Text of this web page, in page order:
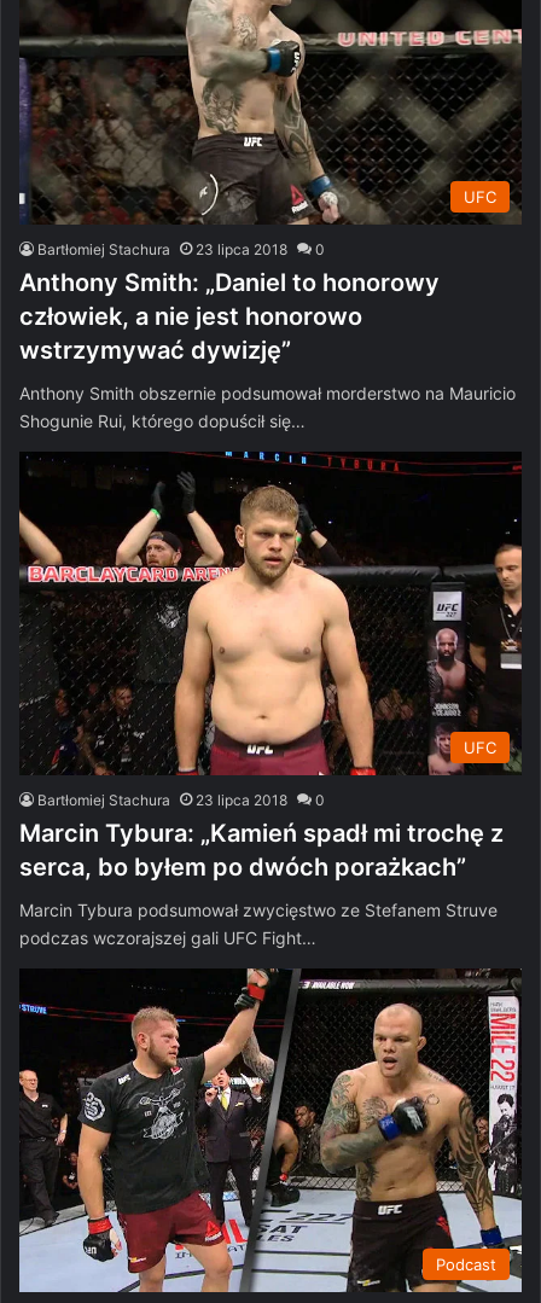
UFC
Bartłomiej Stachura 23 lipca 2018 0
Anthony Smith: „Daniel to honorowy
człowiek, a nie jest honorowo
wstrzymywać dywizję”
Anthony Smith obszernie podsumował morderstwo na Mauricio
Shogunie Rui, którego dopuścił się…
UFC
Bartłomiej Stachura 23 lipca 2018 0
Marcin Tybura: „Kamień spadł mi trochę z
serca, bo byłem po dwóch porażkach”
Marcin Tybura podsumował zwycięstwo ze Stefanem Struve
podczas wczorajszej gali UFC Fight…
Podcast